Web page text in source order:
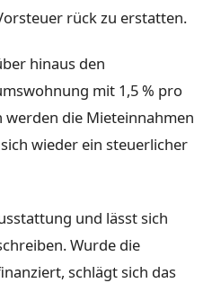
rück zu erstatten.
hinaus den
mit 1,5 % pro
werden die Mieteinnahmen
wieder ein steuerlicher
und lässt sich
Wurde die
schlägt sich das